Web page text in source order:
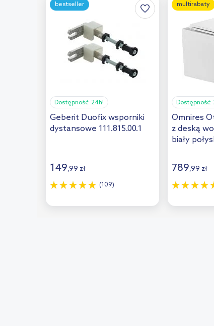
bestseller
Dostępność: 24h!
Geberit Duofix wsporniki
dystansowe 111.815.00.1
149,99 zł
(109)
multirabaty
Dostępność:
Omnires
z deską
biały
789,99 zł